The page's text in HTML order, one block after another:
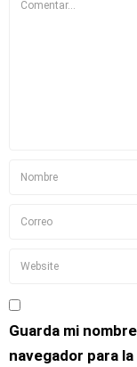
Guarda mi
navegador para